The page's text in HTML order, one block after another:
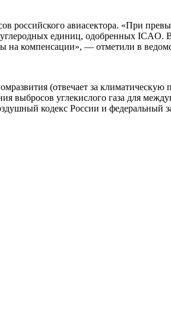
российского авиасектора. «При
единиц, одобренных
на компенсации», — отметили в
(отвечает за климатическую
выбросов углекислого газа для
кодекс России и